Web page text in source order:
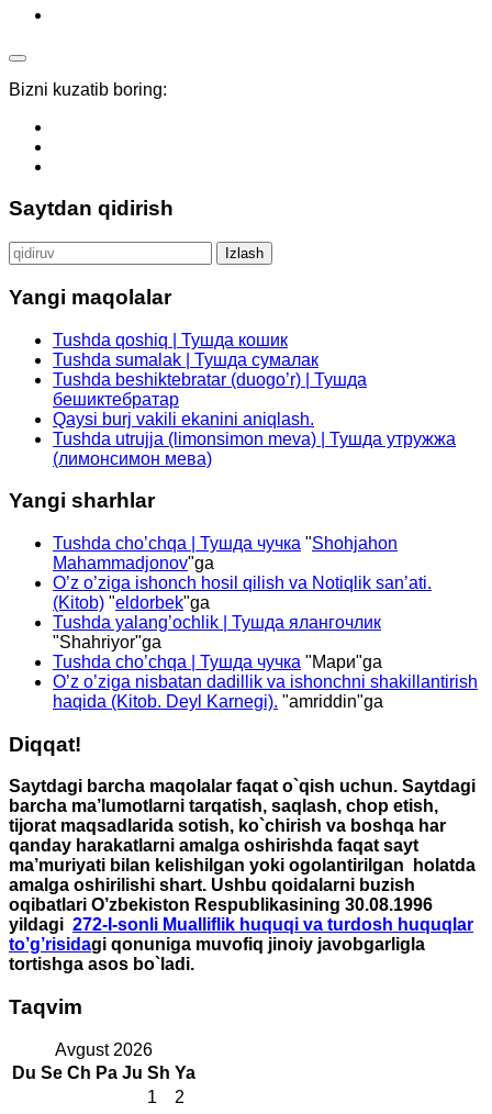
Bizni kuzatib boring:
Saytdan qidirish
Qidirshish:
Yangi maqolalar
Tushda qoshiq | Тушда кошик
Tushda sumalak | Тушда сумалак
Tushda beshiktebratar (duogo’r) | Тушда
бешиктебратар
Qaysi burj vakili ekanini aniqlash.
Tushda utrujja (limonsimon meva) | Тушда утружжа
(лимонсимон мева)
Yangi sharhlar
Tushda cho’chqa | Тушда чучка "Shohjahon
Mahammadjonov"ga
O’z o’ziga ishonch hosil qilish va Notiqlik san’ati.
(Kitob) "eldorbek"ga
Tushda yalang’ochlik | Тушда ялангочлик
"Shahriyor"ga
Tushda cho’chqa | Тушда чучка "Мари"ga
O’z o’ziga nisbatan dadillik va ishonchni shakillantirish
haqida (Kitob. Deyl Karnegi). "amriddin"ga
Diqqat!
Saytdagi barcha maqolalar faqat o`qish uchun. Saytdagi
barcha ma’lumotlarni tarqatish, saqlash, chop etish,
tijorat maqsadlarida sotish, ko`chirish va boshqa har
qanday harakatlarni amalga oshirishda faqat sayt
ma’muriyati bilan kelishilgan yoki ogolantirilgan holatda
amalga oshirilishi shart. Ushbu qoidalarni buzish
oqibatlari O’zbekiston Respublikasining 30.08.1996
yildagi 272-I-sonli Mualliflik huquqi va turdosh huquqlar
to’g’risidagi qonuniga muvofiq jinoiy javobgarligla
tortishga asos bo`ladi.
Taqvim
Avgust 2026
Du Se Ch Pa Ju Sh Ya
1
2